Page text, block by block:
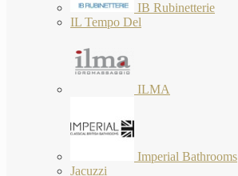
IB Rubinetterie
IL Tempo Del
ILMA
Imperial Bathrooms
Jacuzzi